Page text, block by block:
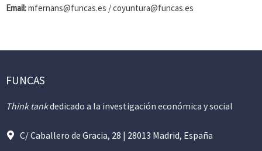
Email:mfernans@funcas.es / coyuntura@funcas.es
FUNCAS
Think tankdedicado a la investigación económica y social
C/ Caballero de Gracia, 28 | 28013 Madrid, España